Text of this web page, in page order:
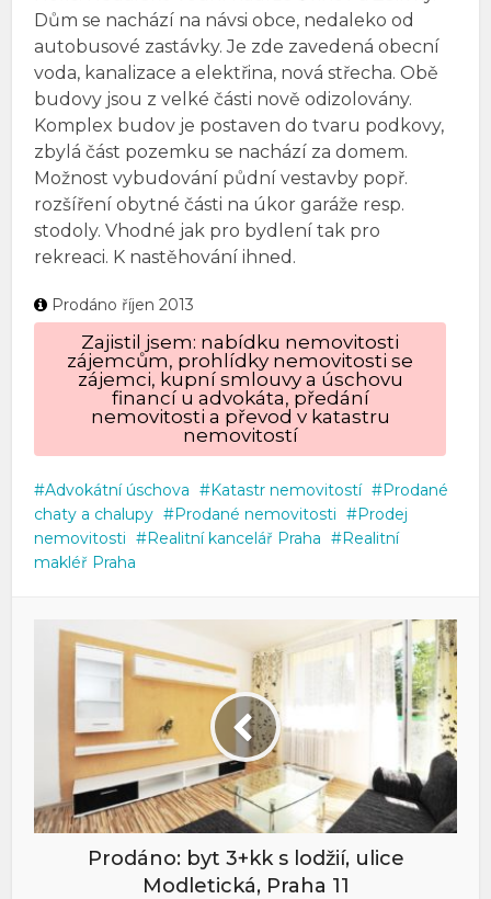
Dům se nachází na návsi obce, nedaleko od
autobusové zastávky. Je zde zavedená obecní
voda, kanalizace a elektřina, nová střecha. Obě
budovy jsou z velké části nově odizolovány.
Komplex budov je postaven do tvaru podkovy,
zbylá část pozemku se nachází za domem.
Možnost vybudování půdní vestavby popř.
rozšíření obytné části na úkor garáže resp.
stodoly. Vhodné jak pro bydlení tak pro
rekreaci. K nastěhování ihned.
Prodáno říjen 2013
Zajistil jsem: nabídku nemovitosti
zájemcům, prohlídky nemovitosti se
zájemci, kupní smlouvy a úschovu
financí u advokáta, předání
nemovitosti a převod v katastru
nemovitostí
Advokátní úschova Katastr nemovitostí
Prodané
chaty a chalupy
Prodané nemovitosti
Prodej
nemovitosti
Realitní kancelář Praha
Realitní
makléř Praha
Prodáno: byt 3+kk s lodžií, ulice
Modletická, Praha 11